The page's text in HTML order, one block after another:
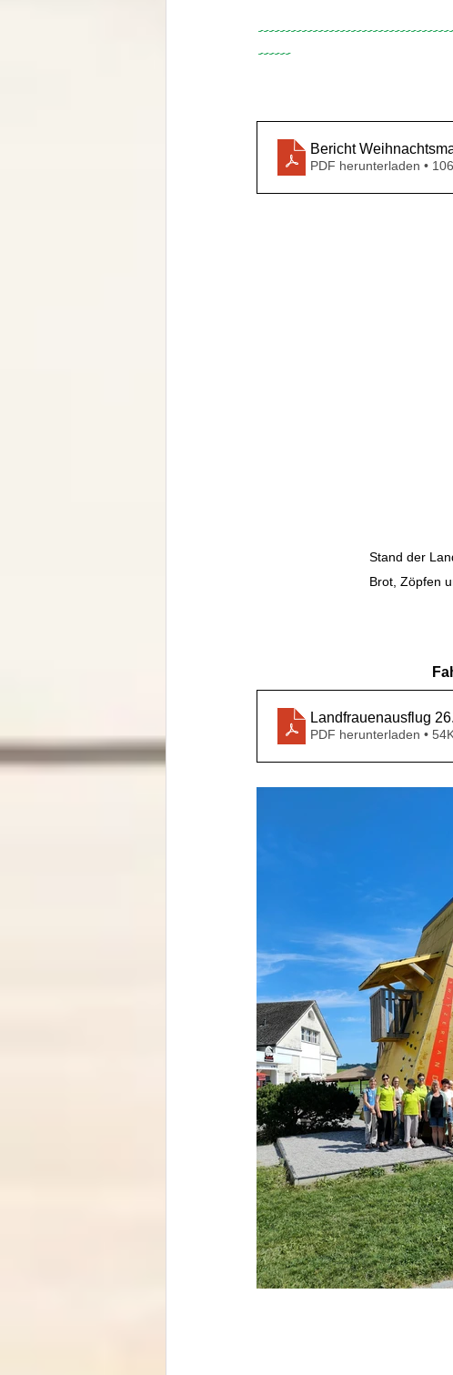
------
Bericht
PDF herunterladen •
Stand der
Brot, Zöpfen
Landfrauenausflug
PDF herunterladen •